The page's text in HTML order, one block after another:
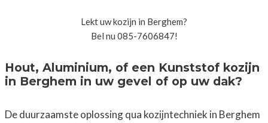
Lekt uw kozijn in Berghem?
Bel nu 085-7606847!
Hout, Aluminium, of een Kunststof kozijn
in Berghem in uw gevel of op uw dak?
De duurzaamste oplossing qua kozijntechniek in Berghem